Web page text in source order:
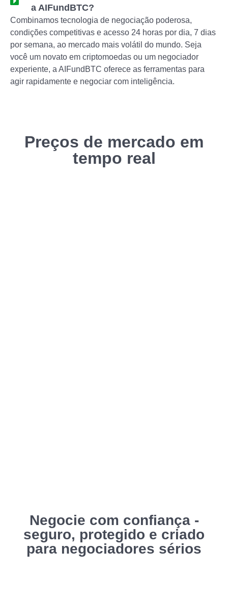
a AIFundBTC?
Combinamos tecnologia de negociação poderosa,
condições competitivas e acesso 24 horas por dia, 7 dias
por semana, ao mercado mais volátil do mundo. Seja
você um novato em criptomoedas ou um negociador
experiente, a AIFundBTC oferece as ferramentas para
agir rapidamente e negociar com inteligência.
Preços de mercado em
tempo real
Negocie com confiança -
seguro, protegido e criado
para negociadores sérios